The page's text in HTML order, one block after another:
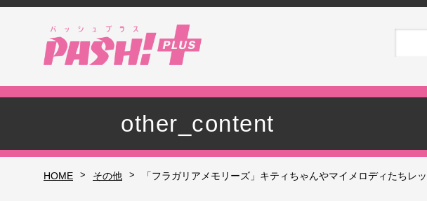
other_content
HOME > その他 > 「フラガリアメモリーズ」キティちゃんやマイメロディたち